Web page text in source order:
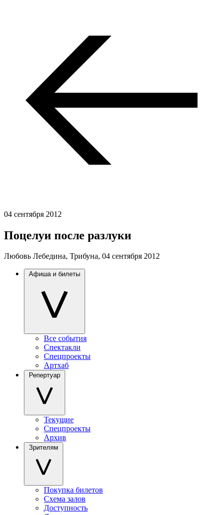
04 сентября 2012
Поцелуи после разлуки
Любовь Лебедина, Трибуна, 04 сентября 2012
Афиша и билеты
Все события
Спектакли
Спецпроекты
Артхаб
Репертуар
Текущие
Спецпроекты
Архив
Зрителям
Покупка билетов
Схема залов
Доступность